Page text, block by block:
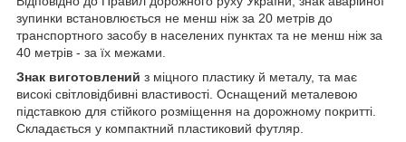
зупинки встановлюється не менш ніж за 20 метрів до
транспортного засобу в населених пунктах та не менш ніж за
40 метрів - за їх межами.
Знак виготовлений з міцного пластику й металу, та має
високі світловідбивні властивості. Оснащений металевою
підставкою для стійкого розміщення на дорожному покритті.
Складається у компактний пластиковий футляр.